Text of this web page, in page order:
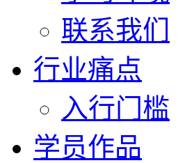
联系我们
行业痛点
入行门槛
学员作品